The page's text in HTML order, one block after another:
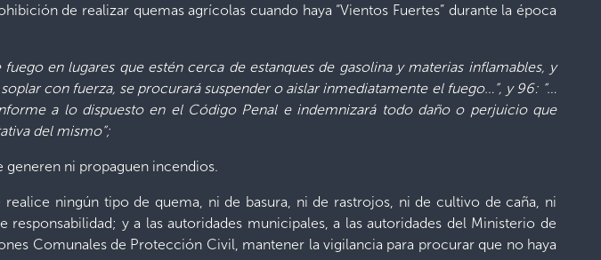
de realizar quemas agrícolas cuando haya “Vientos Fuertes” durante la época
en lugares que estén cerca de estanques de gasolina y materias inflamables, y
con fuerza, se procurará suspender o aislar inmediatamente el fuego…”, y 96: “…
a lo dispuesto en el Código Penal e indemnizará todo daño o perjuicio que
del mismo”;
generen ni propaguen incendios.
ningún tipo de quema, ni de basura, ni de rastrojos, ni de cultivo de caña, ni
y a las autoridades municipales, a las autoridades del Ministerio de
Comunales de Protección Civil, mantener la vigilancia para procurar que no haya